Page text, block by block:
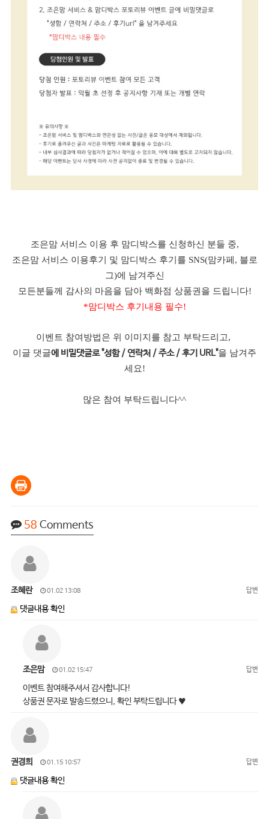
조은맘 서비스 이용 후 맘디박스를 신청하신 분들 중,
조은맘 서비스 이용후기 및 맘디박스 후기를 SNS(맘카페, 블로
그)에 남겨주신
모든분들께 감사의 마음을 담아 백화점 상품권을 드립니다!
*맘디박스 후기내용 필수!
이벤트 참여방법은 위 이미지를 참고 부탁드리고,
이글 댓글에 비밀댓글로 "성함 / 연락처 / 주소 / 후기 URL"을 남겨주
세요!
많은 참여 부탁드립니다^^
58 Comments
조혜란 01.02 13:08 답변
댓글내용 확인
조은맘 01.02 15:47 답변
이벤트 참여해주셔서 감사합니다!
상품권 문자로 발송드렸으니, 확인 부탁드립니다 ♥
권경희 01.15 10:57 답변
댓글내용 확인